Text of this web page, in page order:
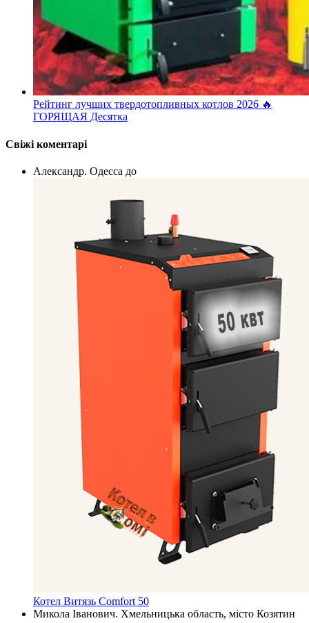
Рейтинг лучших твердотопливных котлов 2026 🔥
ГОРЯЩАЯ Десятка
Свіжі коментарі
Александр. Одесса до
Котел Витязь Comfort 50
Микола Іванович. Хмельницька область, місто Козятин